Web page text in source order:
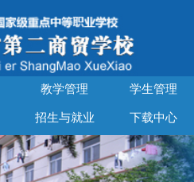
教学管理 学生管理
招生与就业 下载中心